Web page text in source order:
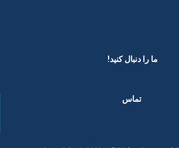
ما را دنبال کنید! ​
تماس